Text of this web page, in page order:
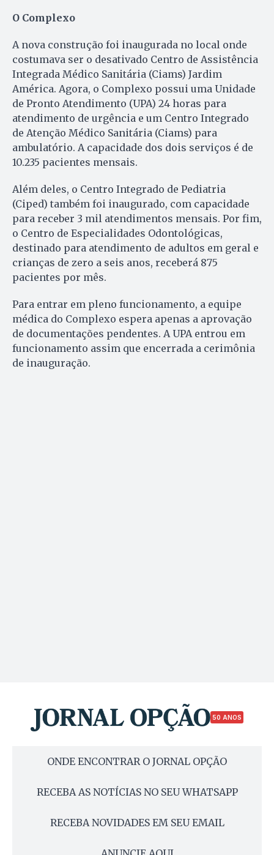
O Complexo
A nova construção foi inaugurada no local onde
costumava ser o desativado Centro de Assistência
Integrada Médico Sanitária (Ciams) Jardim
América. Agora, o Complexo possui uma Unidade
de Pronto Atendimento (UPA) 24 horas para
atendimento de urgência e um Centro Integrado
de Atenção Médico Sanitária (Ciams) para
ambulatório. A capacidade dos dois serviços é de
10.235 pacientes mensais.
Além deles, o Centro Integrado de Pediatria
(Ciped) também foi inaugurado, com capacidade
para receber 3 mil atendimentos mensais. Por fim,
o Centro de Especialidades Odontológicas,
destinado para atendimento de adultos em geral e
crianças de zero a seis anos, receberá 875
pacientes por mês.
Para entrar em pleno funcionamento, a equipe
médica do Complexo espera apenas a aprovação
de documentações pendentes. A UPA entrou em
funcionamento assim que encerrada a cerimônia
de inauguração.
50 ANOS
ONDE ENCONTRAR O JORNAL OPÇÃO
RECEBA AS NOTÍCIAS NO SEU WHATSAPP
RECEBA NOVIDADES EM SEU EMAIL